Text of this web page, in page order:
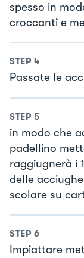
spesso in
croccanti e
STEP 4
Passate le
STEP 5
in modo che
padellino
raggiugnerà i
delle
scolare su
STEP 6
Impiattare